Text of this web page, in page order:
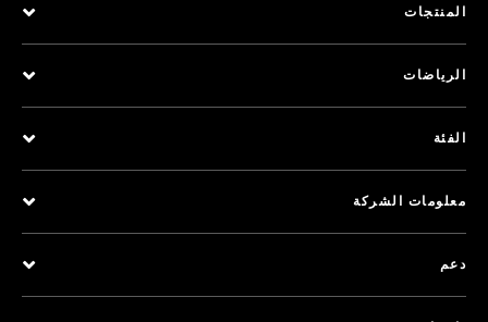
المنتجات
الرياضات
الفئة
معلومات الشركة
دعم